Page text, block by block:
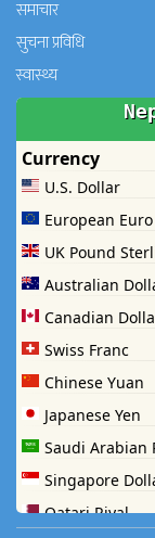
समाचार
सुचना प्रविधि
स्वास्थ्य